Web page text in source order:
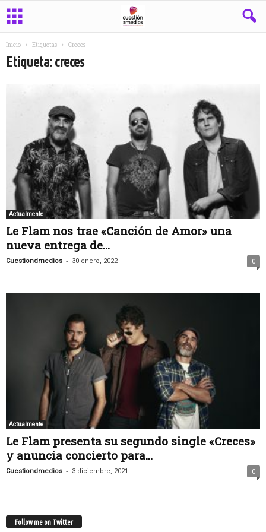
Inicio Etiquetas Creces
Etiqueta: creces
Actualmente
Le Flam nos trae «Canción de Amor» una
nueva entrega de...
Cuestiondmedios - 30 enero, 2022 0
Actualmente
Le Flam presenta su segundo single «Creces»
y anuncia concierto para...
Cuestiondmedios - 3 diciembre, 2021 0
Follow me on Twitter